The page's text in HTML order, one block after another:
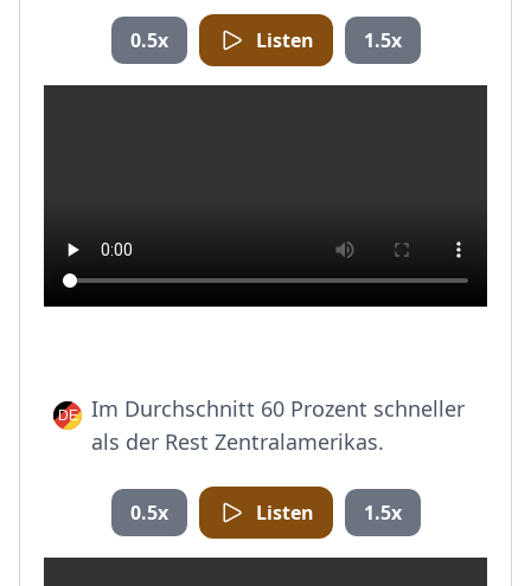
0.5x Listen 1.5x
Im Durchschnitt 60 Prozent schneller
als der Rest Zentralamerikas.
0.5x Listen 1.5x